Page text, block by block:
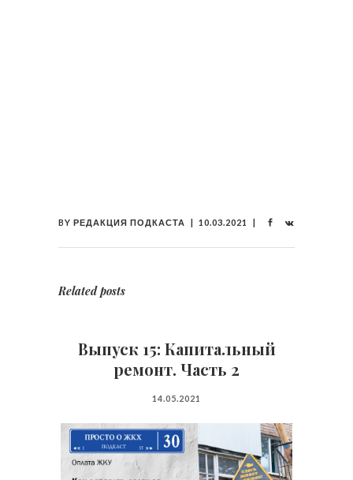
BY РЕДАКЦИЯ ПОДКАСТА 10.03.2021
Related posts
Выпуск 15: Капитальный
ремонт. Часть 2
14.05.2021